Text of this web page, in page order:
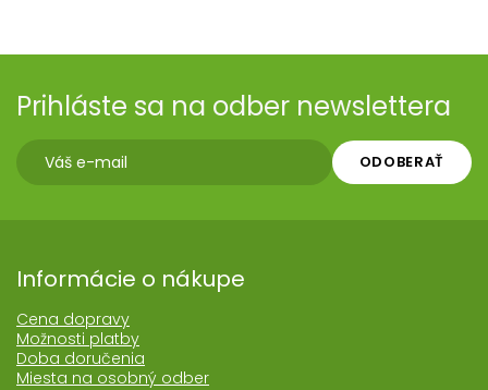
Prihláste sa na odber newslettera
ODOBERAŤ
Informácie o nákupe
Cena dopravy
Možnosti platby
Doba doručenia
Miesta na osobný odber